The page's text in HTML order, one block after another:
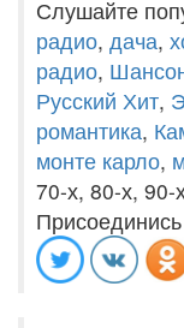
Слушайте
радио, дача,
радио,
Русский Хит,
романтика,
монте карло,
70-х, 80-х, 90-